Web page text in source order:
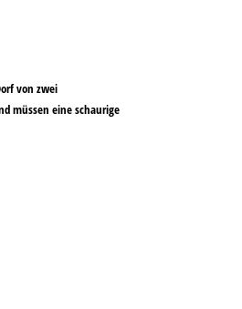
von zwei
müssen eine schaurige